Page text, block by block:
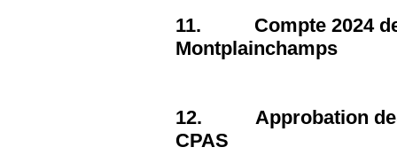
11. Compte 2024 de
Montplainchamps
12. Approbation des
CPAS